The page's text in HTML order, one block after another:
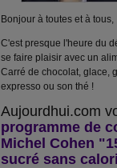
Bonjour à toutes et à tous,
C'est presque l'heure du
se faire plaisir avec un
Carré de chocolat, glace,
expresso ou son thé !
Aujourdhui.com
programme de
Michel Cohen "
sucré sans